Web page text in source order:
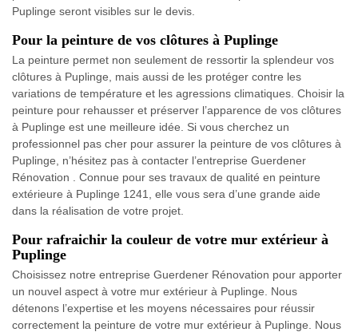
Puplinge seront visibles sur le devis.
Pour la peinture de vos clôtures à Puplinge
La peinture permet non seulement de ressortir la splendeur vos
clôtures à Puplinge, mais aussi de les protéger contre les
variations de température et les agressions climatiques. Choisir la
peinture pour rehausser et préserver l’apparence de vos clôtures
à Puplinge est une meilleure idée. Si vous cherchez un
professionnel pas cher pour assurer la peinture de vos clôtures à
Puplinge, n’hésitez pas à contacter l’entreprise Guerdener
Rénovation . Connue pour ses travaux de qualité en peinture
extérieure à Puplinge 1241, elle vous sera d’une grande aide
dans la réalisation de votre projet.
Pour rafraichir la couleur de votre mur extérieur à
Puplinge
Choisissez notre entreprise Guerdener Rénovation pour apporter
un nouvel aspect à votre mur extérieur à Puplinge. Nous
détenons l’expertise et les moyens nécessaires pour réussir
correctement la peinture de votre mur extérieur à Puplinge. Nous